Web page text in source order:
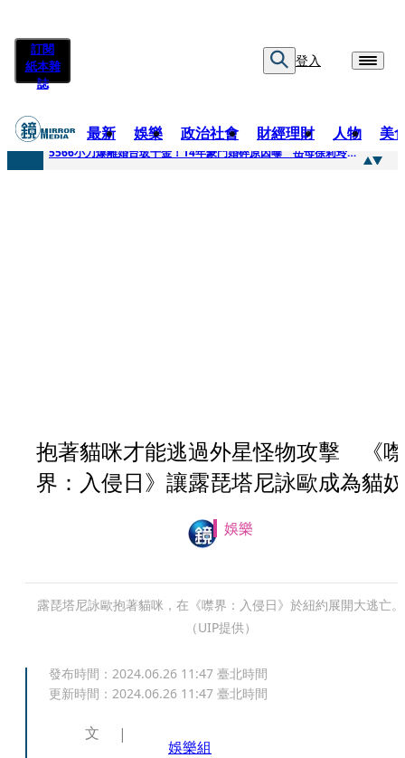
訂閱
紙本雜
誌
登入
最新 娛樂 政治社會 財經理財 人物 美
快訊
5566小刀爆離婚台玻千金！14年豪門婚碎原因曝 岳母徐莉玲風暴意外揭家族祕辛
抱著貓咪才能逃過外星怪物攻擊 《噤
界：入侵日》讓露琵塔尼詠歐成為貓奴
娛樂
露琵塔尼詠歐抱著貓咪，在《噤界：入侵日》於紐約展開大逃亡。
（UIP提供）
發布時間： 2024.06.26 11:47 臺北時間
更新時間： 2024.06.26 11:47 臺北時間
文
娛樂組